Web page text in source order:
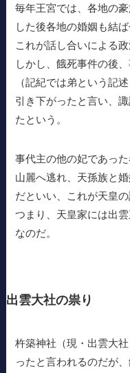
毎年王宮では、各地の
した後各地の婚姻も結ば
これが話し合いによる
しかし、餓死事件の後
（記紀では弟という記
引き下がったと言い、
たという。
事代主の他の妃であっ
山麗へ逃れ、天孫族と
だといい、これが天皇
つまり、天皇家には出
なのだ。
出雲大社の祟り
杵築神社（現・出雲大
ったと言われるのだが